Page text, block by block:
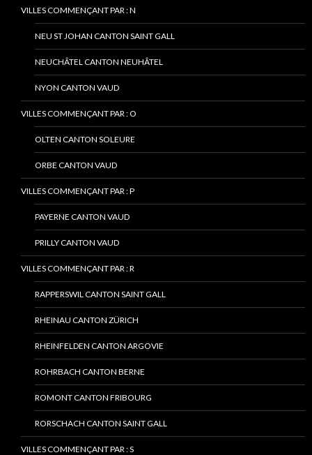
VILLES COMMENÇANT PAR : N
NEU ST JOHAN CANTON SAINT GALL
NEUCHÂTEL CANTON NEUHÂTEL
NYON CANTON VAUD
VILLES COMMENÇANT PAR : O
OLTEN CANTON SOLEURE
ORBE CANTON VAUD
VILLES COMMENÇANT PAR : P
PAYERNE CANTON VAUD
PRILLY CANTON VAUD
VILLES COMMENÇANT PAR : R
RAPPERSWIL CANTON SAINT GALL
RHEINAU CANTON ZÜRICH
RHEINFELDEN CANTON ARGOVIE
ROHRBACH CANTON BERNE
ROMONT CANTON FRIBOURG
RORSCHACH CANTON SAINT GALL
VILLES COMMENÇANT PAR : S